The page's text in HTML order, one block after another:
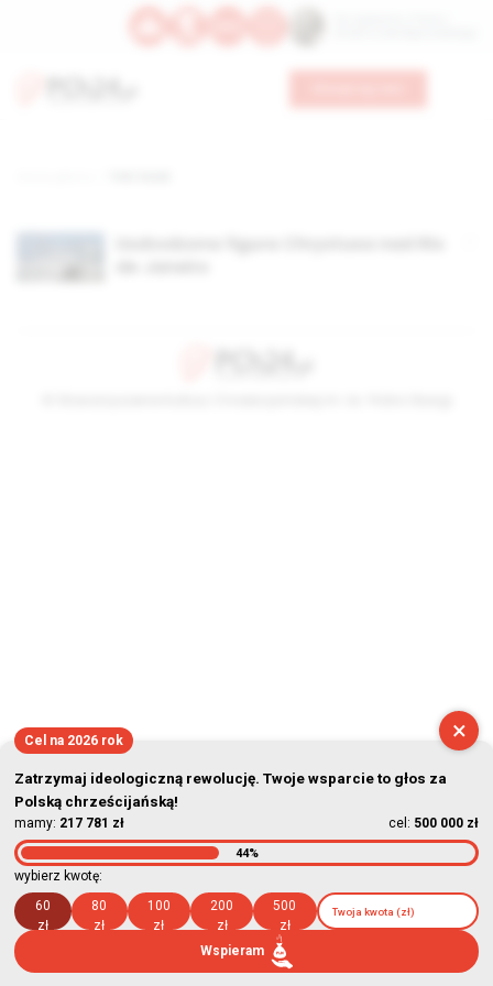
×
Cel na 2026 rok
Zatrzymaj ideologiczną rewolucję. Twoje wsparcie to głos za
Polską chrześcijańską!
mamy: 217 781 zł cel: 500 000 zł
44%
wybierz kwotę:
60
zł
80
zł
100
zł
200
zł
500
zł
Wspieram